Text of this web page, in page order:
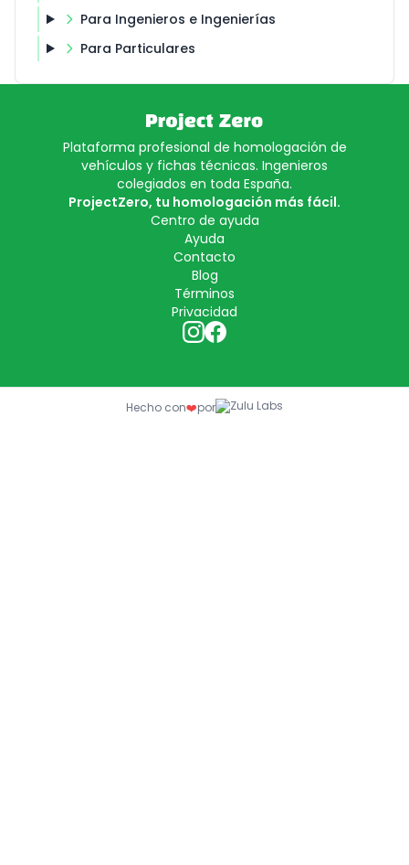
Para Ingenieros e Ingenierías
Para Particulares
Plataforma profesional de homologación de
vehículos y fichas técnicas. Ingenieros
colegiados en toda España.
ProjectZero, tu homologación más fácil.
Centro de ayuda
Ayuda
Contacto
Blog
Términos
Privacidad
Hecho con❤️por